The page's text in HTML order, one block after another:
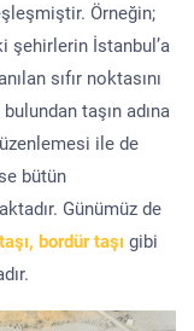
Örneğin;
şehirlerin İstanbul’a
sıfır noktasını
taşın adına
ile de
bütün
Günümüz de
bordür taşı gibi